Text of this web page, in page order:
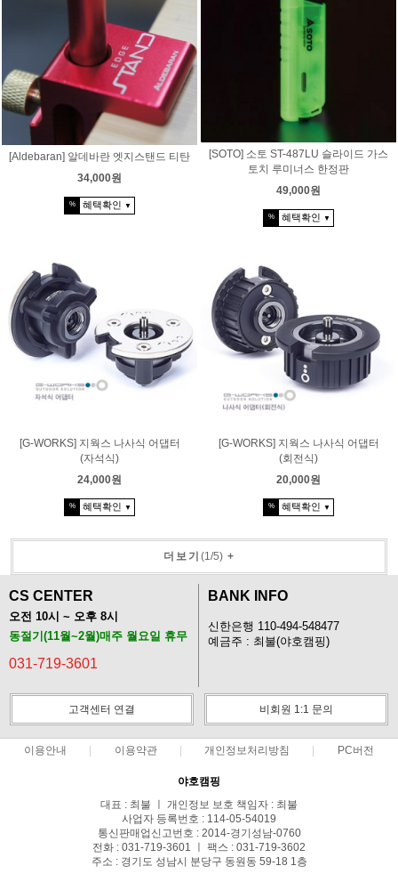
[Aldebaran] 알데바란 엣지스탠드 티탄
34,000원
% 혜택확인 ▼
[SOTO] 소토 ST-487LU 슬라이드 가스
토치 루미너스 한정판
49,000원
% 혜택확인 ▼
[G-WORKS] 지웍스 나사식 어댑터
(자석식)
24,000원
% 혜택확인 ▼
[G-WORKS] 지웍스 나사식 어댑터
(회전식)
20,000원
% 혜택확인 ▼
더보기 (1/5)+
CS CENTER
오전 10시 ~ 오후 8시
동절기(11월~2월)매주 월요일 휴무
031-719-3601
BANK INFO
신한은행 110-494-548477
예금주 : 최불(야호캠핑)
고객센터 연결 비회원 1:1 문의
이용안내 이용약관 개인정보처리방침 PC버전
야호캠핑
대표 : 최불 ㅣ 개인정보 보호 책임자 : 최불
사업자 등록번호 : 114-05-54019
통신판매업신고번호 : 2014-경기성남-0760
전화 : 031-719-3601 ㅣ 팩스 : 031-719-3602
주소 : 경기도 성남시 분당구 동원동 59-18 1층